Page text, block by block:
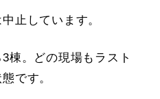
止しています。
棟。どの現場もラスト
です。